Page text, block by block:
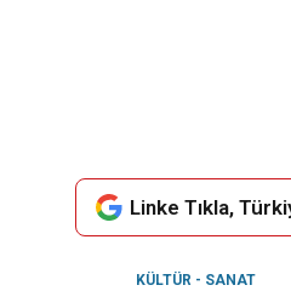
Linke Tıkla,
KÜLTÜR - SANAT